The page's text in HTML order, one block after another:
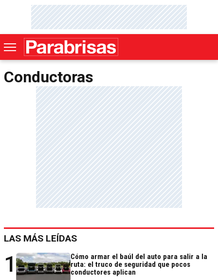
Conductoras
LAS MÁS LEÍDAS
1
Cómo armar el baúl del auto para salir a la
ruta: el truco de seguridad que pocos
conductores aplican